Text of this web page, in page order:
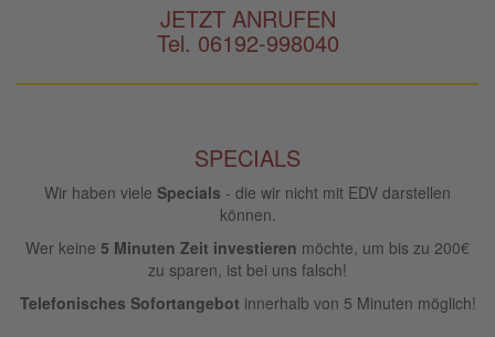
JETZT ANRUFEN
Tel. 06192-998040
SPECIALS
Wir haben viele Specials - die wir nicht mit EDV darstellen
können.
Wer keine 5 Minuten Zeit investieren möchte, um bis zu 200€
zu sparen, ist bei uns falsch!
Telefonisches Sofortangebot innerhalb von 5 Minuten möglich!